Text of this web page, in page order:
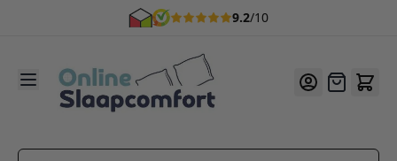
9.2/10
Offerte